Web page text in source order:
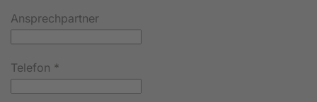
Ansprechpartner
Telefon *